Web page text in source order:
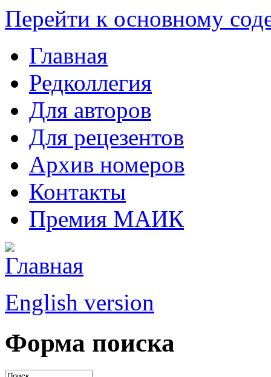
Перейти к основному
Главная
Редколлегия
Для авторов
Для рецезентов
Архив номеров
Контакты
Премия МАИК
English version
Форма поиска